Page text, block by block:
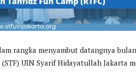
rangka menyambut datangnya
UIN Syarif Hidayatullah Jakarta